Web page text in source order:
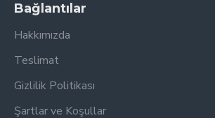
Bağlantılar
Hakkımızda
Teslimat
Gizlilik Politikası
Şartlar ve Koşullar